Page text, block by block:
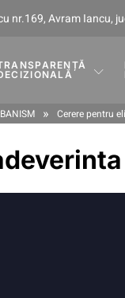
nr.169, Avram Iancu,
» Cerere pentru